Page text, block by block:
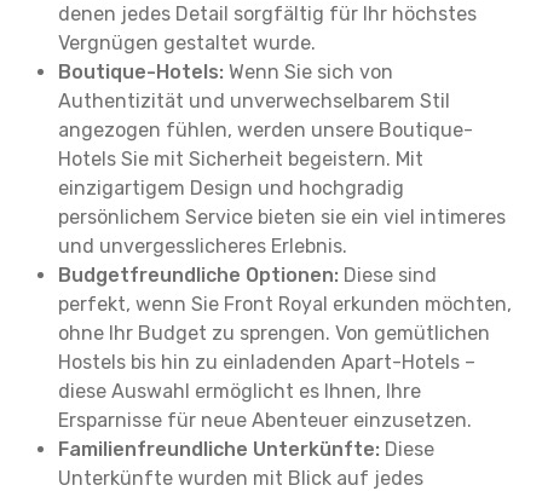
denen jedes Detail sorgfältig für Ihr höchstes
Vergnügen gestaltet wurde.
Boutique-Hotels: Wenn Sie sich von
Authentizität und unverwechselbarem Stil
angezogen fühlen, werden unsere Boutique-
Hotels Sie mit Sicherheit begeistern. Mit
einzigartigem Design und hochgradig
persönlichem Service bieten sie ein viel intimeres
und unvergesslicheres Erlebnis.
Budgetfreundliche Optionen: Diese sind
perfekt, wenn Sie Front Royal erkunden möchten,
ohne Ihr Budget zu sprengen. Von gemütlichen
Hostels bis hin zu einladenden Apart-Hotels –
diese Auswahl ermöglicht es Ihnen, Ihre
Ersparnisse für neue Abenteuer einzusetzen.
Familienfreundliche Unterkünfte: Diese
Unterkünfte wurden mit Blick auf jedes